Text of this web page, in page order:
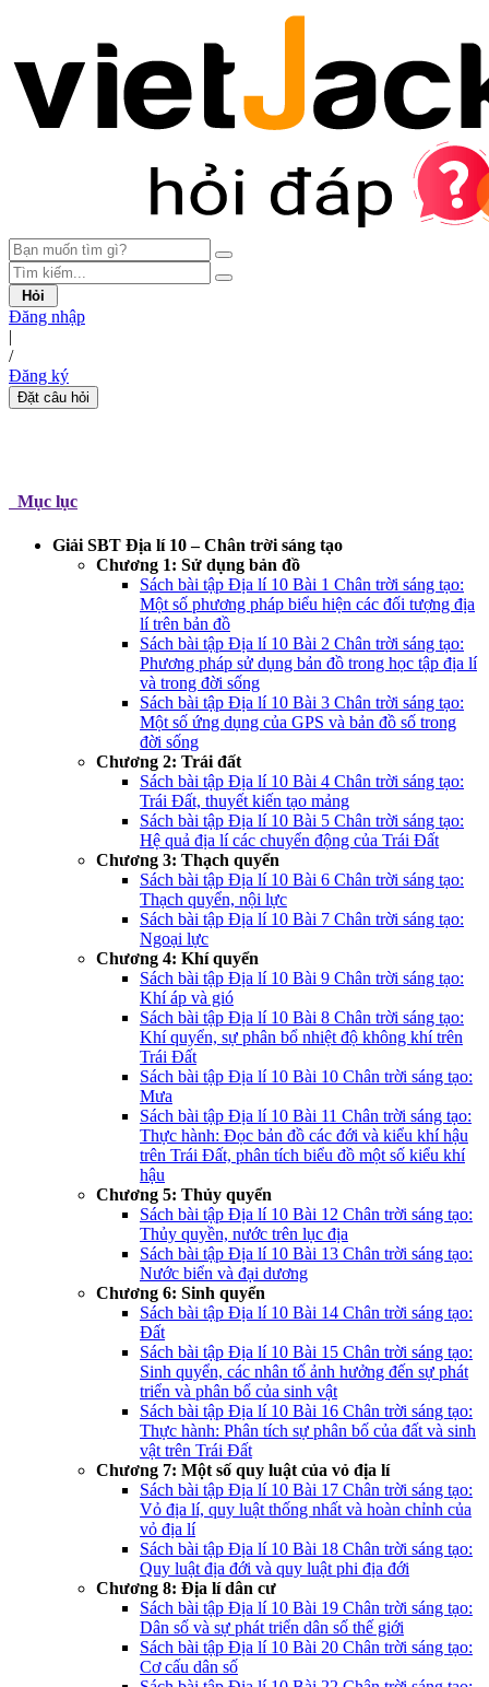
Hỏi
Đăng nhập
|
/
Đăng ký
Đặt câu hỏi
Mục lục
Giải SBT Địa lí 10 – Chân trời sáng tạo
Chương 1: Sử dụng bản đồ
Sách bài tập Địa lí 10 Bài 1 Chân trời sáng tạo:
Một số phương pháp biểu hiện các đối tượng địa
lí trên bản đồ
Sách bài tập Địa lí 10 Bài 2 Chân trời sáng tạo:
Phương pháp sử dụng bản đồ trong học tập địa lí
và trong đời sống
Sách bài tập Địa lí 10 Bài 3 Chân trời sáng tạo:
Một số ứng dụng của GPS và bản đồ số trong
đời sống
Chương 2: Trái đất
Sách bài tập Địa lí 10 Bài 4 Chân trời sáng tạo:
Trái Đất, thuyết kiến tạo mảng
Sách bài tập Địa lí 10 Bài 5 Chân trời sáng tạo:
Hệ quả địa lí các chuyển động của Trái Đất
Chương 3: Thạch quyển
Sách bài tập Địa lí 10 Bài 6 Chân trời sáng tạo:
Thạch quyển, nội lực
Sách bài tập Địa lí 10 Bài 7 Chân trời sáng tạo:
Ngoại lực
Chương 4: Khí quyển
Sách bài tập Địa lí 10 Bài 9 Chân trời sáng tạo:
Khí áp và gió
Sách bài tập Địa lí 10 Bài 8 Chân trời sáng tạo:
Khí quyển, sự phân bổ nhiệt độ không khí trên
Trái Đất
Sách bài tập Địa lí 10 Bài 10 Chân trời sáng tạo:
Mưa
Sách bài tập Địa lí 10 Bài 11 Chân trời sáng tạo:
Thực hành: Đọc bản đồ các đới và kiểu khí hậu
trên Trái Đất, phân tích biểu đồ một số kiểu khí
hậu
Chương 5: Thủy quyển
Sách bài tập Địa lí 10 Bài 12 Chân trời sáng tạo:
Thủy quyền, nước trên lục địa
Sách bài tập Địa lí 10 Bài 13 Chân trời sáng tạo:
Nước biển và đại dương
Chương 6: Sinh quyển
Sách bài tập Địa lí 10 Bài 14 Chân trời sáng tạo:
Đất
Sách bài tập Địa lí 10 Bài 15 Chân trời sáng tạo:
Sinh quyển, các nhân tố ảnh hưởng đến sự phát
triển và phân bổ của sinh vật
Sách bài tập Địa lí 10 Bài 16 Chân trời sáng tạo:
Thực hành: Phân tích sự phân bố của đất và sinh
vật trên Trái Đất
Chương 7: Một số quy luật của vỏ địa lí
Sách bài tập Địa lí 10 Bài 17 Chân trời sáng tạo:
Vỏ địa lí, quy luật thống nhất và hoàn chỉnh của
vỏ địa lí
Sách bài tập Địa lí 10 Bài 18 Chân trời sáng tạo:
Quy luật địa đới và quy luật phi địa đới
Chương 8: Địa lí dân cư
Sách bài tập Địa lí 10 Bài 19 Chân trời sáng tạo:
Dân số và sự phát triển dân số thế giới
Sách bài tập Địa lí 10 Bài 20 Chân trời sáng tạo:
Cơ cấu dân số